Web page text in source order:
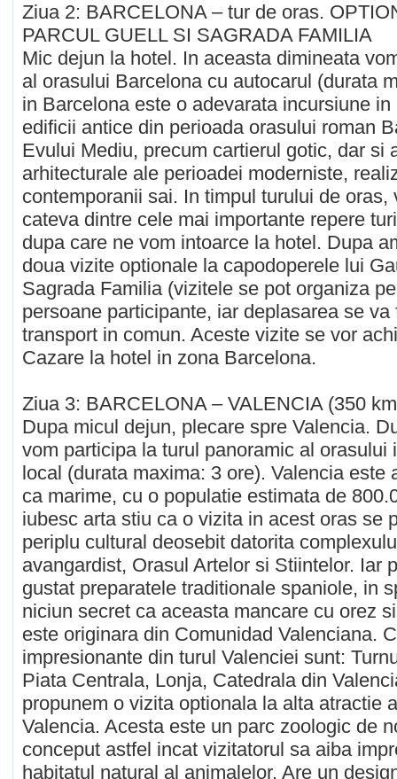
Ziua 2: BARCELONA – tur de oras.
PARCUL GUELL SI SAGRADA FAMILIA
Mic dejun la hotel. In aceasta dimineata
al orasului Barcelona cu autocarul (durata
in Barcelona este o adevarata incursiune
edificii antice din perioada orasului roman
Evului Mediu, precum cartierul gotic, dar si
arhitecturale ale perioadei moderniste,
contemporanii sai. In timpul turului de oras,
cateva dintre cele mai importante repere
dupa care ne vom intoarce la hotel. Dupa
doua vizite optionale la capodoperele lui
Sagrada Familia (vizitele se pot organiza
persoane participante, iar deplasarea se
transport in comun. Aceste vizite se vor
Cazare la hotel in zona Barcelona.
Ziua 3: BARCELONA – VALENCIA (350
Dupa micul dejun, plecare spre Valencia.
vom participa la turul panoramic al orasului
local (durata maxima: 3 ore). Valencia este
ca marime, cu o populatie estimata de
iubesc arta stiu ca o vizita in acest oras se
periplu cultural deosebit datorita
avangardist, Orasul Artelor si Stiintelor. Iar
gustat preparatele traditionale spaniole, in
niciun secret ca aceasta mancare cu orez
este originara din Comunidad Valenciana.
impresionante din turul Valenciei sunt:
Piata Centrala, Lonja, Catedrala din
propunem o vizita optionala la alta atractie
Valencia. Acesta este un parc zoologic de
conceput astfel incat vizitatorul sa aiba
habitatul natural al animalelor. Are un